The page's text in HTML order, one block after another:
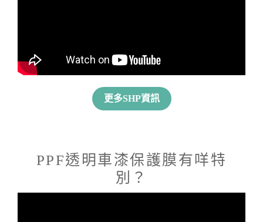
更多SHP資訊
PPF透明車漆保護膜有咩特
別？